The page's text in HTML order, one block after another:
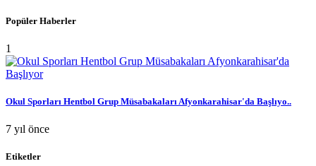
Popüler Haberler
1
Okul Sporları Hentbol Grup Müsabakaları Afyonkarahisar'da Başlıyo..
7 yıl önce
Etiketler